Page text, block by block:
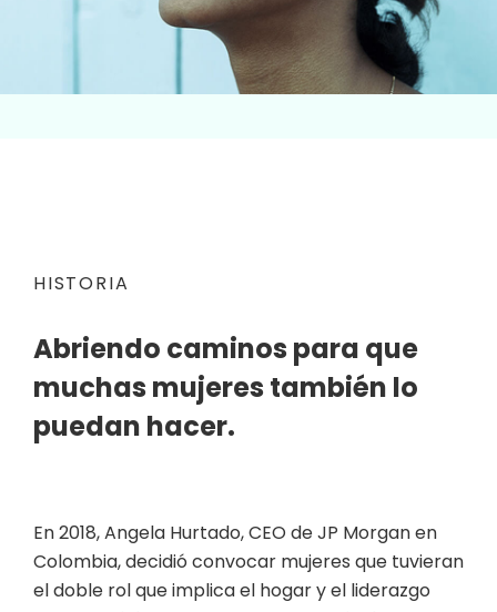
HISTORIA
Abriendo caminos para que
muchas mujeres también lo
puedan hacer.
En 2018, Angela Hurtado, CEO de JP Morgan en
Colombia, decidió convocar mujeres que tuvieran
el doble rol que implica el hogar y el liderazgo